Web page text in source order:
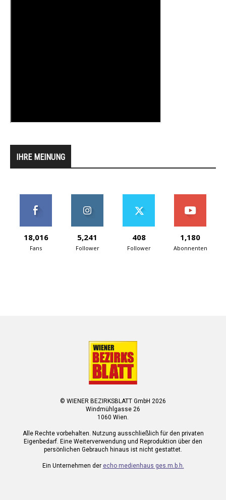
IHRE MEINUNG
18,016
Fans
5,241
Follower
408
Follower
1,180
Abonnenten
© WIENER BEZIRKSBLATT GmbH 2026
Windmühlgasse 26
1060 Wien.
Alle Rechte vorbehalten. Nutzung ausschließlich für den privaten
Eigenbedarf. Eine Weiterverwendung und Reproduktion über den
persönlichen Gebrauch hinaus ist nicht gestattet.
Ein Unternehmen der echo medienhaus ges.m.b.h.